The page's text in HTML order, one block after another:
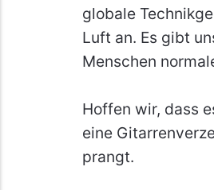
globale
Luft an. Es gibt
Menschen
Hoffen wir, dass
eine
prangt.